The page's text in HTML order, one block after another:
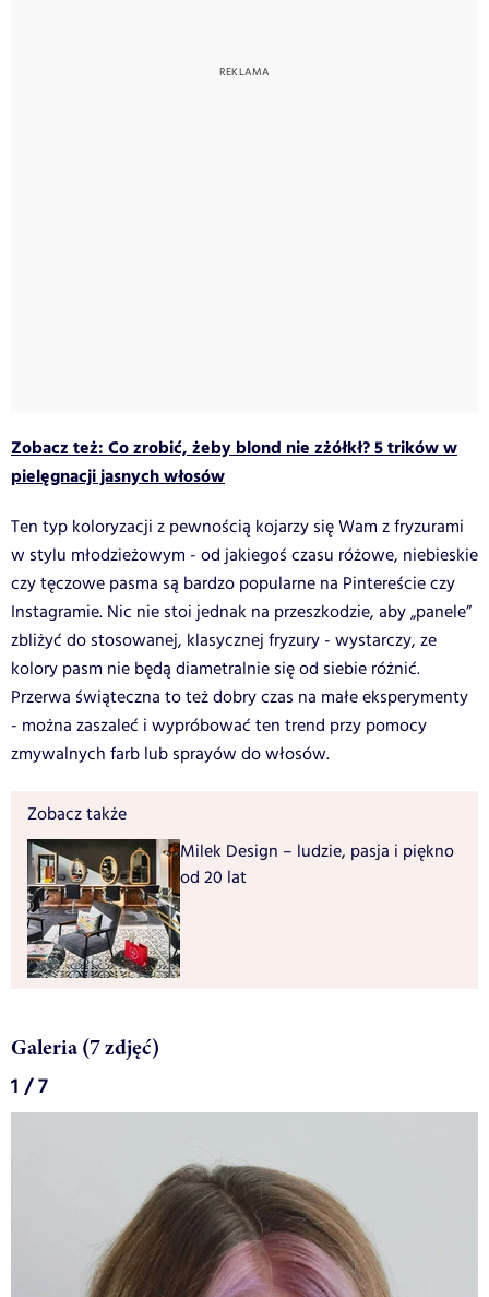
Zobacz też: Co zrobić, żeby blond nie zżółkł? 5 trików w
pielęgnacji jasnych włosów
Ten typ koloryzacji z pewnością kojarzy się Wam z fryzurami
w stylu młodzieżowym - od jakiegoś czasu różowe, niebieskie
czy tęczowe pasma są bardzo popularne na Pintereście czy
Instagramie. Nic nie stoi jednak na przeszkodzie, aby „panele”
zbliżyć do stosowanej, klasycznej fryzury - wystarczy, ze
kolory pasm nie będą diametralnie się od siebie różnić.
Przerwa świąteczna to też dobry czas na małe eksperymenty
- można zaszaleć i wypróbować ten trend przy pomocy
zmywalnych farb lub sprayów do włosów.
Zobacz także
Milek Design – ludzie, pasja i piękno
od 20 lat
Galeria (7 zdjęć)
1 / 7